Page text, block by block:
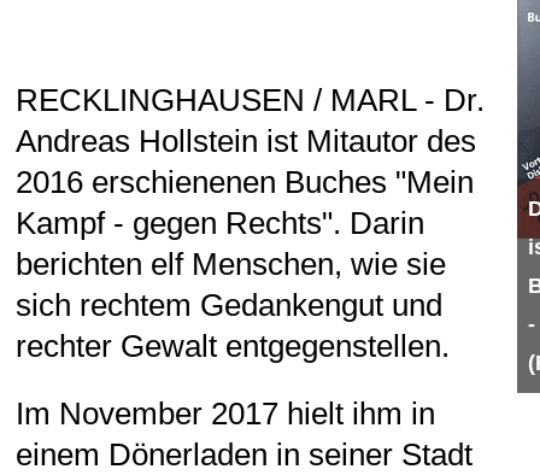
-
RECKLINGHAUSEN / MARL - Dr.
Andreas Hollstein ist Mitautor des
2016 erschienenen Buches "Mein
Kampf - gegen Rechts". Darin
berichten elf Menschen, wie sie
sich rechtem Gedankengut und
rechter Gewalt entgegenstellen.
Im November 2017 hielt ihm in
einem Dönerladen in seiner Stadt